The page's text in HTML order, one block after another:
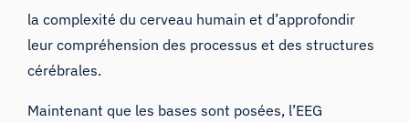
la complexité du cerveau humain et d’approfondir
leur compréhension des processus et des structures
cérébrales.
Maintenant que les bases sont posées, l’EEG